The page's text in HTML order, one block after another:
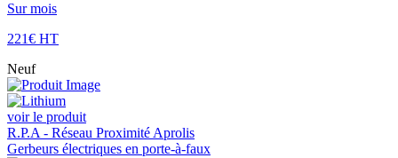
Sur mois
221€ HT
Neuf
voir le produit
R.P.A - Réseau Proximité Aprolis
Gerbeurs électriques en porte-à-faux